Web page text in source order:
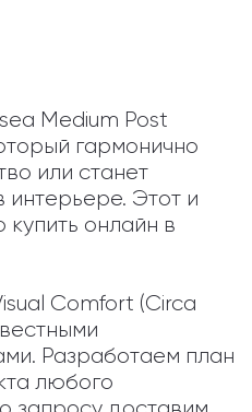
Medium Post
гармонично
или станет
Этот и
онлайн в
Comfort (Circa
Разработаем план
любого